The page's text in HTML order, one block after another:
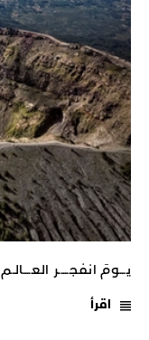
يـــومَ انفجـــــر العــــالـم
اقرأ